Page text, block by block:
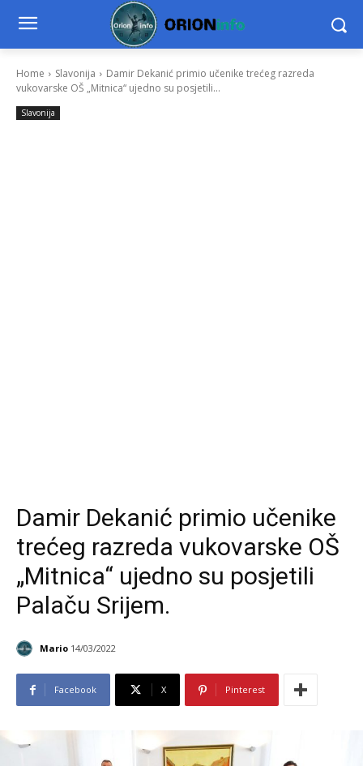
Home Slavonija
Damir Dekanić primio učenike trećeg razreda
vukovarske OŠ „Mitnica“ ujedno su posjetili...
Slavonija
Damir Dekanić primio učenike
trećeg razreda vukovarske OŠ
„Mitnica“ ujedno su posjetili
Palaču Srijem.
Mario 14/03/2022
Facebook X Pinterest